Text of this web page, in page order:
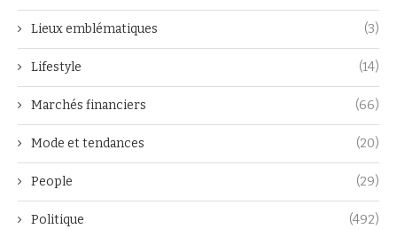
Lieux emblématiques (3)
Lifestyle (14)
Marchés financiers (66)
Mode et tendances (20)
People (29)
Politique (492)